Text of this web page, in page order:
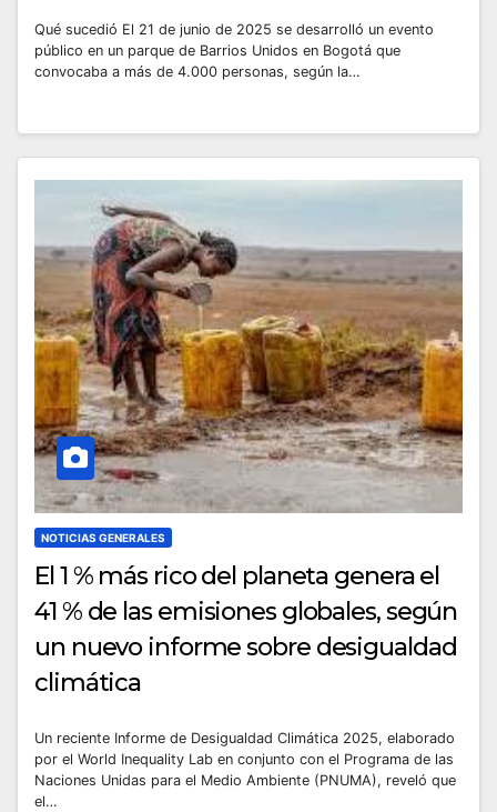
Qué sucedió El 21 de junio de 2025 se desarrolló un evento
público en un parque de Barrios Unidos en Bogotá que
convocaba a más de 4.000 personas, según la…
NOTICIAS GENERALES
El 1 % más rico del planeta genera el
41 % de las emisiones globales, según
un nuevo informe sobre desigualdad
climática
Un reciente Informe de Desigualdad Climática 2025, elaborado
por el World Inequality Lab en conjunto con el Programa de las
Naciones Unidas para el Medio Ambiente (PNUMA), reveló que
el…